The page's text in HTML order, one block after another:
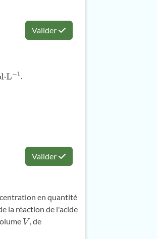
Valider
.
Valider
en quantité
la réaction de l'acide
V, de